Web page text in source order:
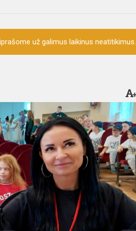
už galimus laikinus neatitikimus.